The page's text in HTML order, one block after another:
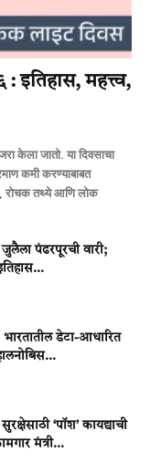
: इतिहास, महत्त्व,
केला जातो. या दिवसाचा
कमी करण्याबाबत
रोचक तथ्ये आणि लोक
पंढरपूरची वारी;
भारतातील डेटा-आधारित
‘पॉश’ कायद्याची
मंत्री...